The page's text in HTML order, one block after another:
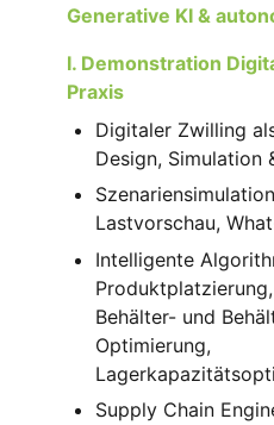
Generative KI &
I. Demonstration
Praxis
Digitaler Zwilling
Design, Simulation
Lastvorschau,
Intelligente
Behälter- und
Optimierung,
Supply Chain